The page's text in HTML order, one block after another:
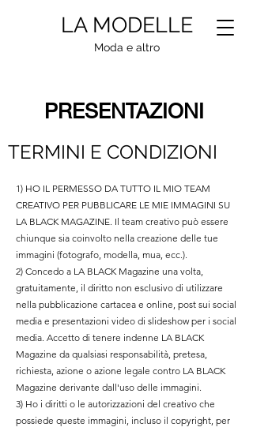
LA MODELLE
Moda e altro
PRESENTAZIONI
TERMINI E CONDIZIONI
1) HO IL PERMESSO DA TUTTO IL MIO TEAM
CREATIVO PER PUBBLICARE LE MIE IMMAGINI SU
LA BLACK MAGAZINE. Il team creativo può essere
chiunque sia coinvolto nella creazione delle tue
immagini (fotografo, modella, mua, ecc.).
2) Concedo a LA BLACK Magazine una volta,
gratuitamente, il diritto non esclusivo di utilizzare
nella pubblicazione cartacea e online, post sui social
media e presentazioni video di slideshow per i social
media. Accetto di tenere indenne LA BLACK
Magazine da qualsiasi responsabilità, pretesa,
richiesta, azione o azione legale contro LA BLACK
Magazine derivante dall'uso delle immagini.
3) Ho i diritti o le autorizzazioni del creativo che
possiede queste immagini, incluso il copyright, per